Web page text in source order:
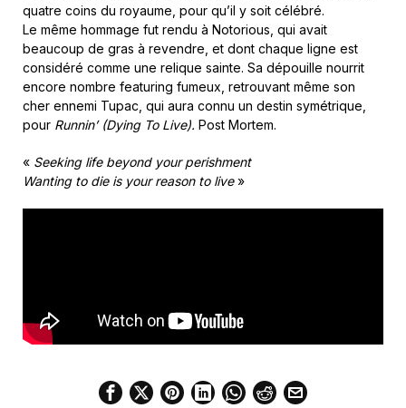
quatre coins du royaume, pour qu’il y soit célébré.
Le même hommage fut rendu à Notorious, qui avait
beaucoup de gras à revendre, et dont chaque ligne est
considéré comme une relique sainte. Sa dépouille nourrit
encore nombre featuring fumeux, retrouvant même son
cher ennemi Tupac, qui aura connu un destin symétrique,
pour Runnin’ (Dying To Live). Post Mortem.
« Seeking life beyond your perishment
Wanting to die is your reason to live»